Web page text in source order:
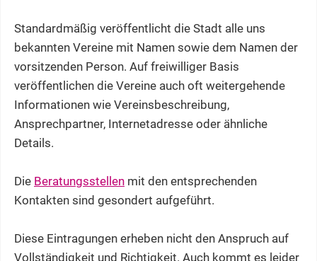
Standardmäßig veröffentlicht die Stadt alle uns
bekannten Vereine mit Namen sowie dem Namen der
vorsitzenden Person. Auf freiwilliger Basis
veröffentlichen die Vereine auch oft weitergehende
Informationen wie Vereinsbeschreibung,
Ansprechpartner, Internetadresse oder ähnliche
Details.
Die Beratungsstellen mit den entsprechenden
Kontakten sind gesondert aufgeführt.
Diese Eintragungen erheben nicht den Anspruch auf
Vollständigkeit und Richtigkeit. Auch kommt es leider